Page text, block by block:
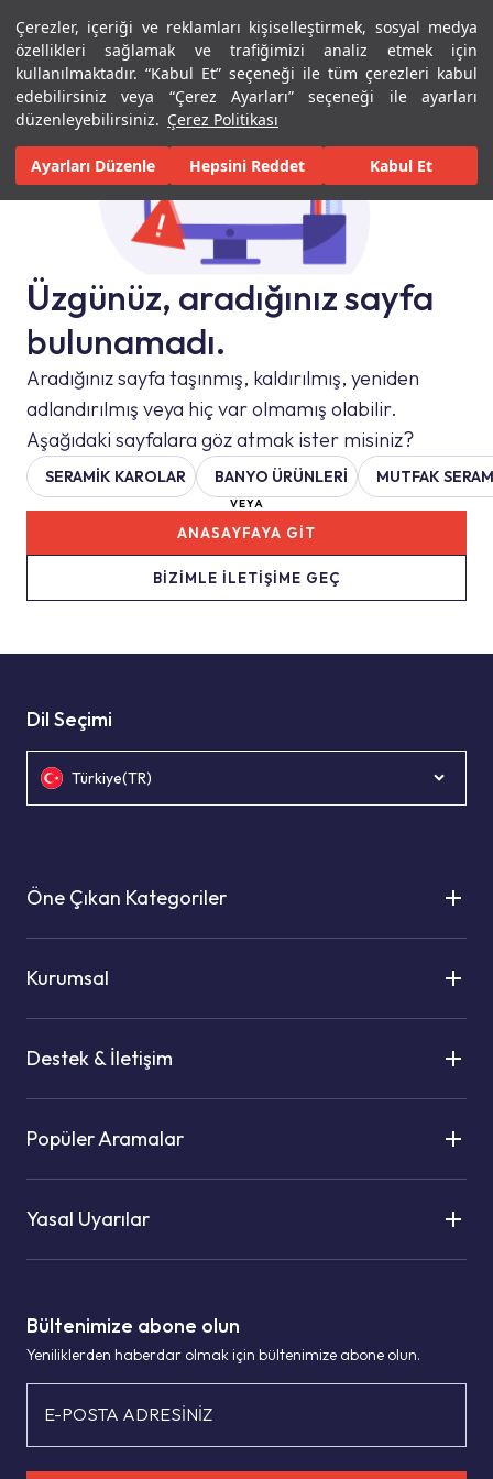
Çerezler, içeriği ve reklamları kişiselleştirmek, sosyal medya
özellikleri sağlamak ve trafiğimizi analiz etmek için
kullanılmaktadır. “Kabul Et” seçeneği ile tüm çerezleri kabul
edebilirsiniz veya “Çerez Ayarları” seçeneği ile ayarları
düzenleyebilirsiniz. Çerez Politikası
Ayarları Düzenle Hepsini Reddet Kabul Et
Menü Menü
Üzgünüz, aradığınız sayfa
bulunamadı.
Aradığınız sayfa taşınmış, kaldırılmış, yeniden
adlandırılmış veya hiç var olmamış olabilir.
Aşağıdaki sayfalara göz atmak ister misiniz?
SERAMIK KAROLAR BANYO ÜRÜNLERİ MUTFAK
VEYA
BİZİMLE İLETİŞİME GEÇ
ANASAYFAYA GİT
Bültenimize abone olun
Yeniliklerden haberdar olmak için bültenimize abone olun.
E-POSTA ADRESİNİZ
Dil Seçimi
Türkiye(TR)
Öne Çıkan Kategoriler
Kurumsal
Destek & İletişim
Popüler Aramalar
Yasal Uyarılar